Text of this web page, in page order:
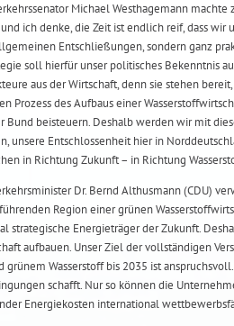
Michael Westhagemann
ich denke, die Zeit ist endlich reif, dass wir
Entschließungen, sondern ganz
soll hierfür unser politisches Bekenntnis
aus der Wirtschaft, denn sie stehen
Prozess des Aufbaus einer
Bund beisteuern. Deshalb werden wir mit
unsere Entschlossenheit hier in
in Richtung Zukunft – in Richtung
Dr. Bernd Althusmann (CDU)
Region einer grünen
strategische Energieträger der Zukunft.
aufbauen. Unser Ziel der vollständigen
Wasserstoff bis 2035 ist
schafft. Nur so können die
Energiekosten international